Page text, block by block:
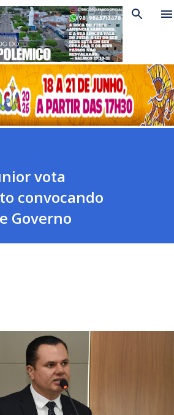
o conteúdo principal
vota
convocando
Governo